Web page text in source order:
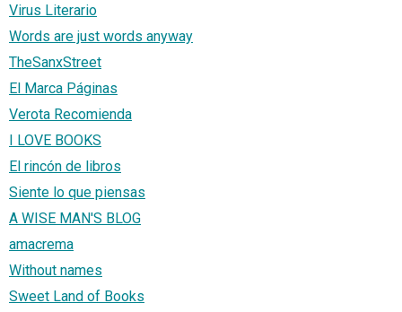
Virus Literario
Words are just words anyway
TheSanxStreet
El Marca Páginas
Verota Recomienda
I LOVE BOOKS
El rincón de libros
Siente lo que piensas
A WISE MAN'S BLOG
amacrema
Without names
Sweet Land of Books